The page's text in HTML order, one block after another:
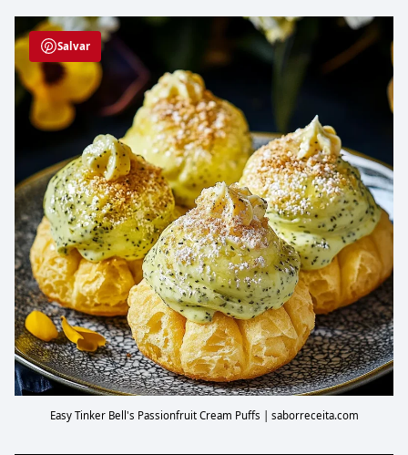
Salvar
Easy Tinker Bell's Passionfruit Cream Puffs | saborreceita.com